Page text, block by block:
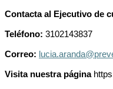
Contacta al Ejecutivo de
Teléfono: 3102143837
Correo:
Visita nuestra página